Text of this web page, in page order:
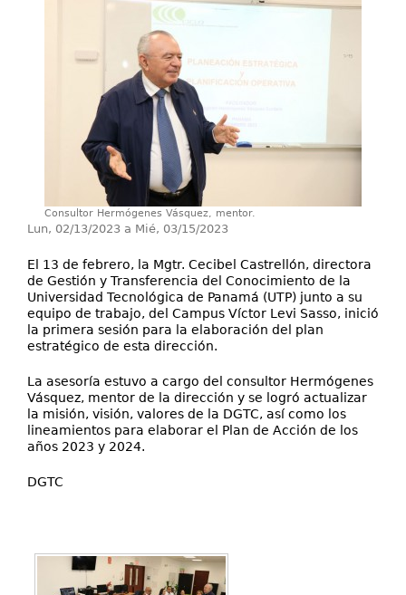
Centros Regionales
Internacional
Transparencia
Consultor Hermógenes Vásquez, mentor.
Lun, 02/13/2023 a Mié, 03/15/2023
El 13 de febrero, la Mgtr. Cecibel Castrellón, directora
de Gestión y Transferencia del Conocimiento de la
Universidad Tecnológica de Panamá (UTP) junto a su
equipo de trabajo, del Campus Víctor Levi Sasso, inició
la primera sesión para la elaboración del plan
estratégico de esta dirección.
La asesoría estuvo a cargo del consultor Hermógenes
Vásquez, mentor de la dirección y se logró actualizar
la misión, visión, valores de la DGTC, así como los
lineamientos para elaborar el Plan de Acción de los
años 2023 y 2024.
DGTC